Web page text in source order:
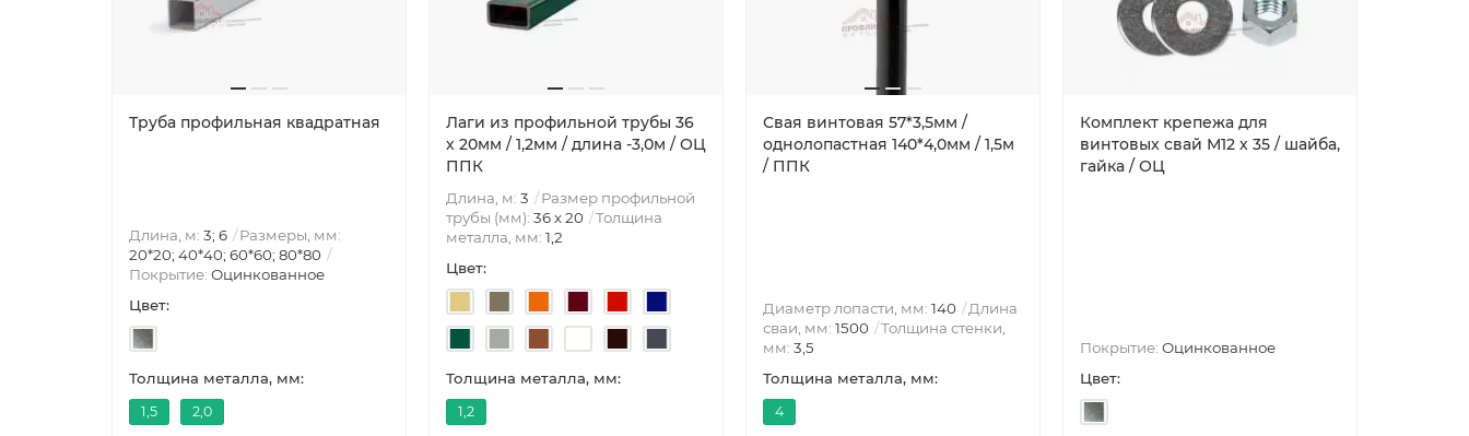
Труба профильная квадратная
Длина, м: 3; 6
Размеры, мм:
20*20; 40*40; 60*60; 80*80
Покрытие: Оцинкованное
Цвет:
Толщина металла, мм:
1,5 2,0
Лаги из профильной трубы 36
х 20мм / 1,2мм / длина -3,0м / ОЦ
ППК
Длина, м: 3
Размер профильной
трубы (мм): 36 х 20
Толщина
металла, мм: 1,2
Цвет:
Толщина металла, мм:
1,2
Свая винтовая 57*3,5мм /
однолопастная 140*4,0мм / 1,5м
/ ППК
Диаметр лопасти, мм: 140
Длина
сваи, мм: 1500
Толщина стенки,
мм: 3,5
Толщина металла, мм:
4
Комплект крепежа для
винтовых свай М12 х 35 / шайба,
гайка / ОЦ
Покрытие: Оцинкованное
Цвет: